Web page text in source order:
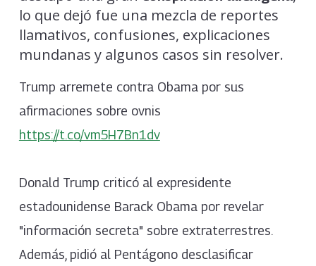
lo que dejó fue una mezcla de reportes
llamativos, confusiones, explicaciones
mundanas y algunos casos sin resolver.
Trump arremete contra Obama por sus
afirmaciones sobre ovnis
https://t.co/vm5H7Bn1dv
Donald Trump criticó al expresidente
estadounidense Barack Obama por revelar
"información secreta" sobre extraterrestres.
Además, pidió al Pentágono desclasificar